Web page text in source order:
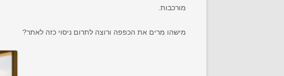
מורכבות.
מישהו מרים את הכפפה ורוצה לתרום ניסוי כזה לאתר?